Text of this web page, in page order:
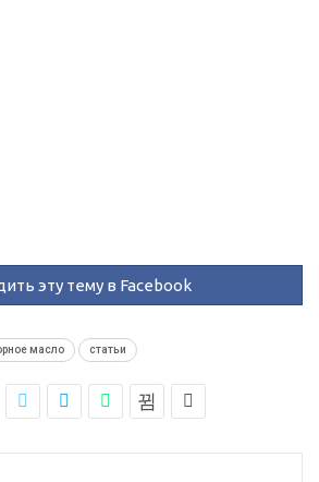
эту тему в Facebook
масло статьи